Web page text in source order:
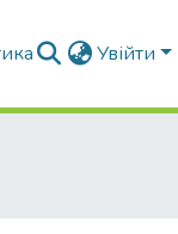
Увійти